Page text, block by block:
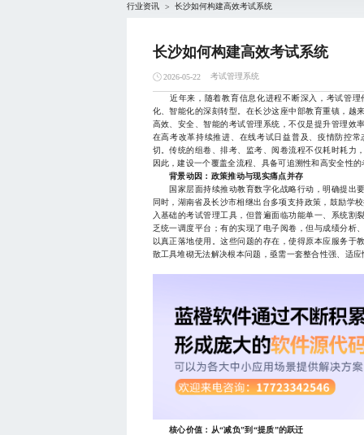
行业资讯 > 长沙如何构建高效考试系统
长沙如何构建高效考试系统
2026-05-22 考试管理系统
近年来，随着教育信息化进程不断深入，考试管理
化、智能化的深刻转型。在长沙这座中部教育重镇，越
高效、安全、智能的考试管理系统，不仅是提升管理效
在高考改革持续推进、在线考试日益普及、疫情防控
切。传统的组卷、排考、监考、阅卷流程不仅耗时耗力
因此，建设一个覆盖全流程、具备可追溯性和高安全性
背景动因：政策推动与现实痛点并存
国家层面持续推动教育数字化战略行动，明确提出
同时，湖南省及长沙市相继出台多项支持政策，鼓励学
入基础的考试管理工具，但普遍面临功能单一、系统割
乏统一调度平台；有的实现了电子阅卷，但与成绩分析
以真正落地使用。这些问题的存在，使得原本应服务于
散工具堆砌无法解决根本问题，亟需一套整合性强、适
核心价值：从“减负”到“提质”的跃迁